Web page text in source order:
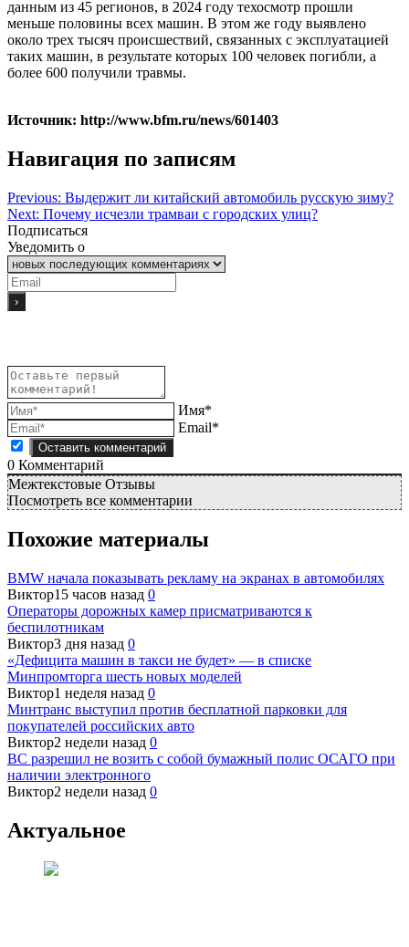
данным из 45 регионов, в 2024 году техосмотр прошли
меньше половины всех машин. В этом же году выявлено
около трех тысяч происшествий, связанных с эксплуатацией
таких машин, в результате которых 100 человек погибли, а
более 600 получили травмы.
Источник: http://www.bfm.ru/news/601403
Навигация по записям
Previous: Выдержит ли китайский автомобиль русскую зиму?
Next: Почему исчезли трамваи с городских улиц?
Подписаться
Уведомить о
Имя*
Email*
0 Комментарий
Межтекстовые Отзывы
Посмотреть все комментарии
Похожие материалы
BMW начала показывать рекламу на экранах в автомобилях
Виктор15 часов назад 0
Операторы дорожных камер присматриваются к
беспилотникам
Виктор3 дня назад 0
«Дефицита машин в такси не будет» — в списке
Минпромторга шесть новых моделей
Виктор1 неделя назад 0
Минтранс выступил против бесплатной парковки для
покупателей российских авто
Виктор2 недели назад 0
ВС разрешил не возить с собой бумажный полис ОСАГО при
наличии электронного
Виктор2 недели назад 0
Актуальное